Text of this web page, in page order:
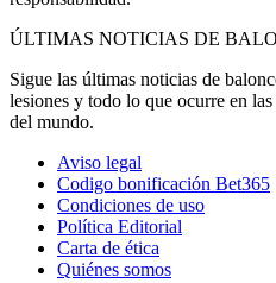
ÚLTIMAS NOTICIAS DE
Sigue las últimas noticias de
lesiones y todo lo que ocurre en
del mundo.
Aviso legal
Codigo bonificación Bet365
Condiciones de uso
Política Editorial
Carta de ética
Quiénes somos